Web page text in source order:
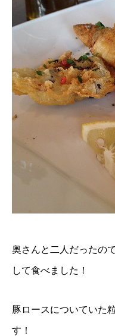
奥さんと二人だったの
して食べました！
豚ロースについていた
す！